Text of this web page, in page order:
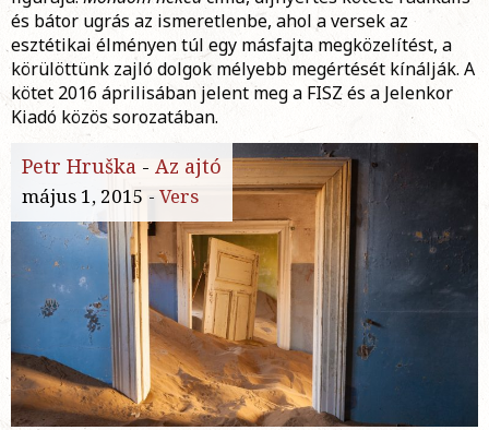
és bátor ugrás az ismeretlenbe, ahol a versek az
esztétikai élményen túl egy másfajta megközelítést, a
körülöttünk zajló dolgok mélyebb megértését kínálják. A
kötet 2016 áprilisában jelent meg a FISZ és a Jelenkor
Kiadó közös sorozatában.
Petr Hruška - Az ajtó
május 1, 2015 - Vers